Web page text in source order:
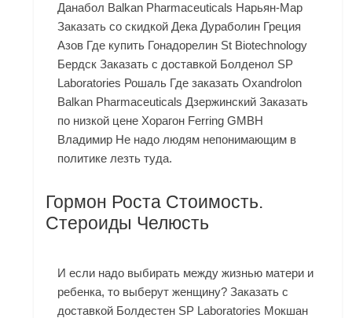
Данабол Balkan Pharmaceuticals Нарьян-Мар
Заказать со скидкой Дека Дураболин Греция
Азов Где купить Гонадорелин St Biotechnology
Бердск Заказать с доставкой Болденол SP
Laboratories Рошаль Где заказать Oxandrolon
Balkan Pharmaceuticals Дзержинский Заказать
по низкой цене Хорагон Ferring GMBH
Владимир Не надо людям непонимающим в
политике лезть туда.
Гормон Роста Стоимость.
Стероиды Челюсть
И если надо выбирать между жизнью матери и
ребенка, то выберут женщину? Заказать с
доставкой Болдестен SP Laboratories Мокшан